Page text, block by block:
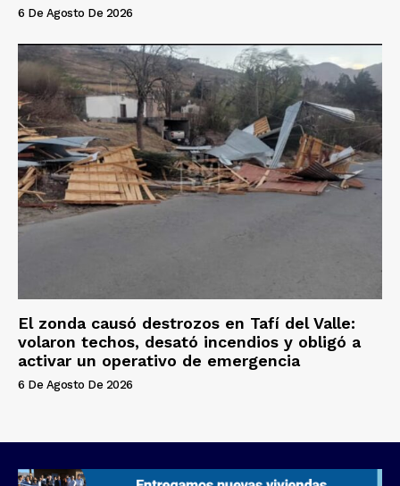
6 De Agosto De 2026
El zonda causó destrozos en Tafí del Valle:
volaron techos, desató incendios y obligó a
activar un operativo de emergencia
6 De Agosto De 2026